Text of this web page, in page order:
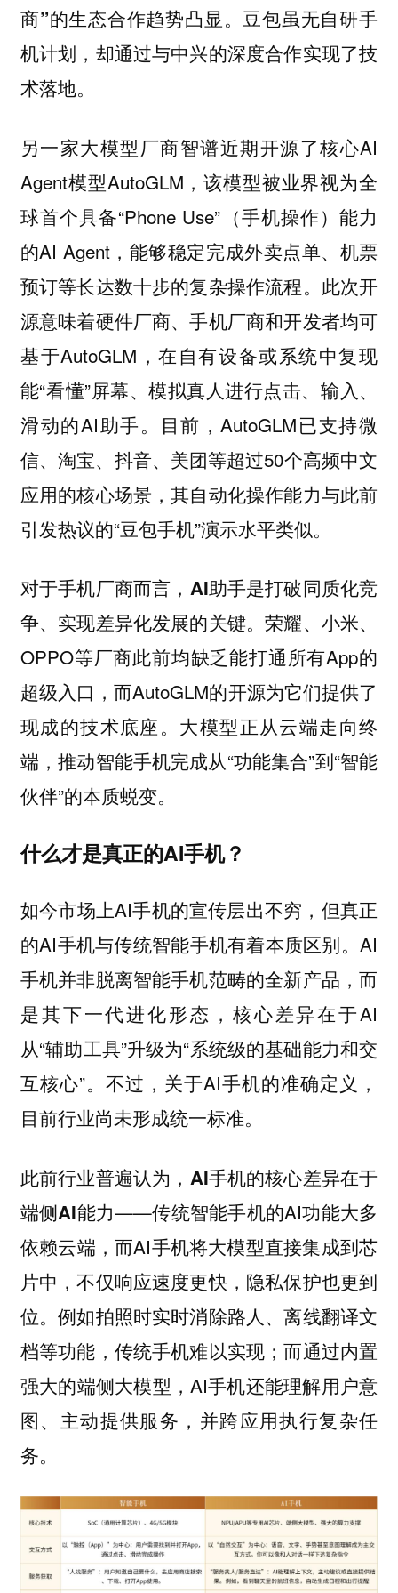
商”的生态合作趋势凸显。豆包虽无自研手
机计划，却通过与中兴的深度合作实现了技
术落地。
另一家大模型厂商智谱近期开源了核心AI
Agent模型AutoGLM，该模型被业界视为全
球首个具备“Phone Use”（手机操作）能力
的AI Agent，能够稳定完成外卖点单、机票
预订等长达数十步的复杂操作流程。此次开
源意味着硬件厂商、手机厂商和开发者均可
基于AutoGLM，在自有设备或系统中复现
能“看懂”屏幕、模拟真人进行点击、输入、
滑动的AI助手。目前，AutoGLM已支持微
信、淘宝、抖音、美团等超过50个高频中文
应用的核心场景，其自动化操作能力与此前
引发热议的“豆包手机”演示水平类似。
对于手机厂商而言， AI助手是打破同质化竞
争、实现差异化发展的关键。荣耀、小米、
OPPO等厂商此前均缺乏能打通所有App的
超级入口，而AutoGLM的开源为它们提供了
现成的技术底座。大模型正从云端走向终
端，推动智能手机完成从“功能集合”到“智能
伙伴”的本质蜕变。
什么才是真正的AI手机？
如今市场上AI手机的宣传层出不穷，但真正
的AI手机与传统智能手机有着本质区别。AI
手机并非脱离智能手机范畴的全新产品，而
是其下一代进化形态，核心差异在于AI
从“辅助工具”升级为“系统级的基础能力和交
互核心”。不过，关于AI手机的准确定义，
目前行业尚未形成统一标准。
此前行业普遍认为， AI手机的核心差异在于
端侧AI能力——传统智能手机的AI功能大多
依赖云端，而AI手机将大模型直接集成到芯
片中，不仅响应速度更快，隐私保护也更到
位。例如拍照时实时消除路人、离线翻译文
档等功能，传统手机难以实现；而通过内置
强大的端侧大模型，AI手机还能理解用户意
图、主动提供服务，并跨应用执行复杂任
务。